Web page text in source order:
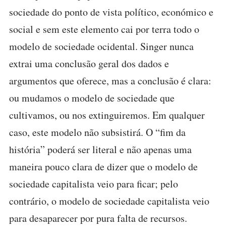
sociedade do ponto de vista político, económico e
social e sem este elemento cai por terra todo o
modelo de sociedade ocidental. Singer nunca
extrai uma conclusão geral dos dados e
argumentos que oferece, mas a conclusão é clara:
ou mudamos o modelo de sociedade que
cultivamos, ou nos extinguiremos. Em qualquer
caso, este modelo não subsistirá. O “fim da
história” poderá ser literal e não apenas uma
maneira pouco clara de dizer que o modelo de
sociedade capitalista veio para ficar; pelo
contrário, o modelo de sociedade capitalista veio
para desaparecer por pura falta de recursos.